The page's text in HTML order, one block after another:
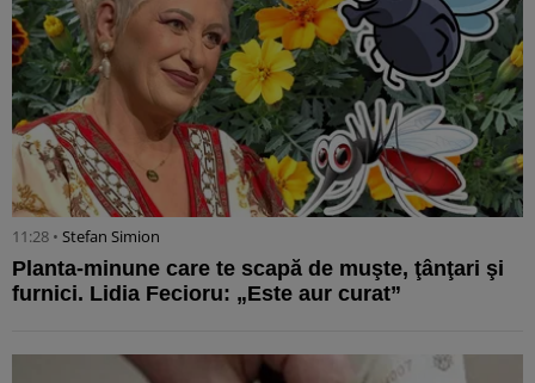
11:28 • Stefan Simion
Planta-minune care te scapă de muşte, ţânţari şi
furnici. Lidia Fecioru: „Este aur curat”